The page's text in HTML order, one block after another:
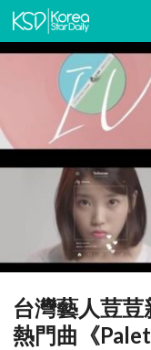
台灣藝人荳
熱門曲《